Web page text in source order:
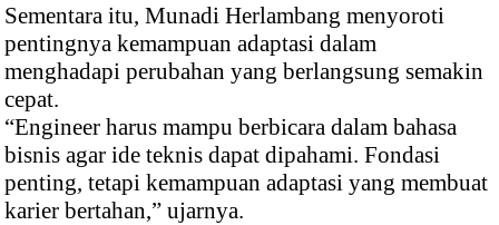
Sementara itu, Munadi Herlambang menyoroti
pentingnya kemampuan adaptasi dalam
menghadapi perubahan yang berlangsung semakin
cepat.
“Engineer harus mampu berbicara dalam bahasa
bisnis agar ide teknis dapat dipahami. Fondasi
penting, tetapi kemampuan adaptasi yang membuat
karier bertahan,” ujarnya.